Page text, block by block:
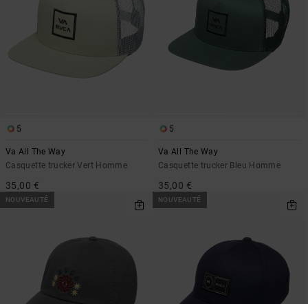
5
Va All The Way
Casquette trucker Vert Homme
35,00 €
5
Va All The Way
Casquette trucker Bleu Homme
35,00 €
NOUVEAUTÉ NOUVEAUTÉ